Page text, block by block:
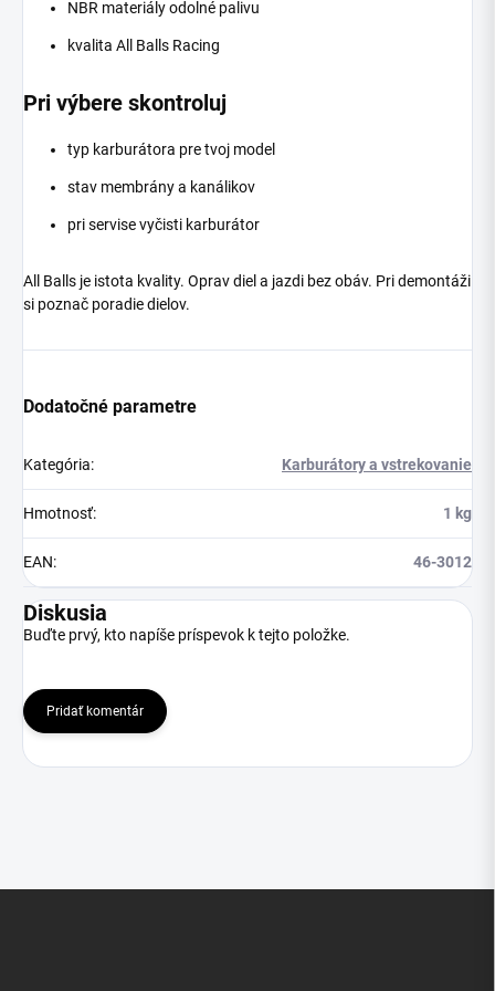
NBR materiály odolné palivu
kvalita All Balls Racing
Pri výbere skontroluj
typ karburátora pre tvoj model
stav membrány a kanálikov
pri servise vyčisti karburátor
All Balls je istota kvality. Oprav diel a jazdi bez obáv. Pri demontáži
si poznač poradie dielov.
Dodatočné parametre
Kategória: Karburátory a vstrekovanie
Hmotnosť: 1 kg
EAN: 46-3012
Diskusia
Buďte prvý, kto napíše príspevok k tejto položke.
Pridať komentár